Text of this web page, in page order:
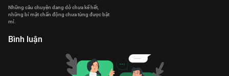
Những câu chuyện dang dở chưa kể hết,
những bí mật chấn động chưa từng được bật
mí.
Bình luận